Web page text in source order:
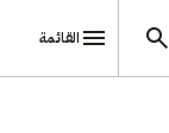
القائمة